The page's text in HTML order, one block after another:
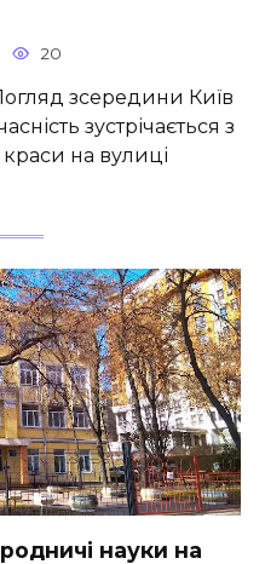
20
зсередини Київ
зустрічається з
краси на вулиці
науки на